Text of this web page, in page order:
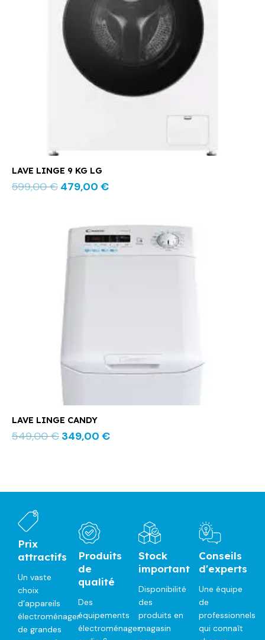
LAVE LINGE 9 KG LG
599,00€ 479,00 €
LAVE LINGE CANDY
549,00€
Le
prix
initial
349,00 €
Le
prix
actuel
Prix
attractifs
Un vaste
choix
d’appareils
électroménager
de grandes
Produits
de
qualité
Des
équipements
électroménager,
Stock
important
Disponibilité
des
produits en
magasin
Conseils
d'experts
Une équipe
de
professionnels
qui connaît